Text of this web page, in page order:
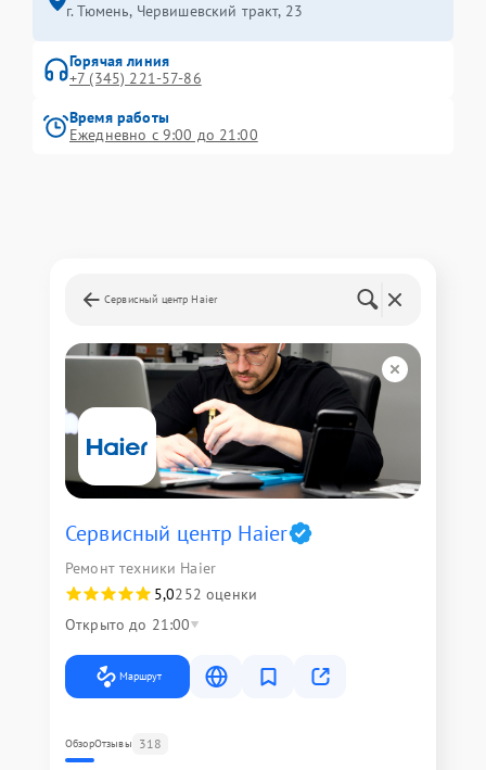
г. Тюмень, ​Червишевский тракт, 23
Горячая линия
+7 (345) 221-57-86
Время работы
Ежедневно с 9:00 до 21:00
Сервисный центр Haier
Сервисный центр Haier
Ремонт техники Haier
5,0252 оценки
Открыто до 21:00
Маршрут
ОбзорОтзывы 318